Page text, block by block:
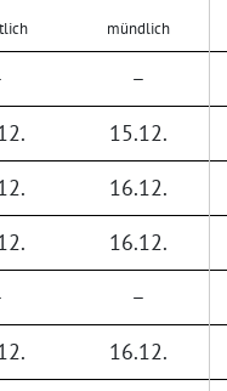
mündlich
–
15.12.
16.12.
16.12.
–
16.12.